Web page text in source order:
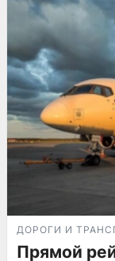
ДОРОГИ И
Прямой